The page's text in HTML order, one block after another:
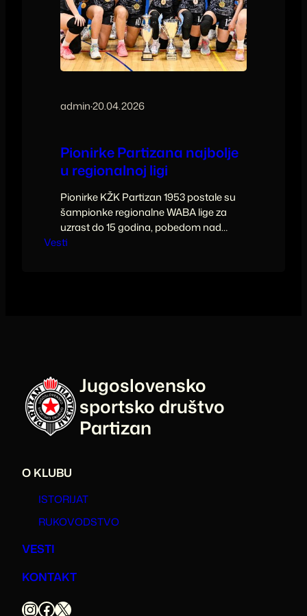
admin·20.04.2026
Pionirke Partizana najbolje
u regionalnoj ligi
Pionirke KŽK Partizan 1953 postale su
šampionke regionalne WABA lige za
uzrast do 15 godina, pobedom nad
Janinom 51:46.
Vesti
Jugoslovensko
sportsko društvo
Partizan
O KLUBU
ISTORIJAT
RUKOVODSTVO
VESTI
KONTAKT
InstagramFacebook X